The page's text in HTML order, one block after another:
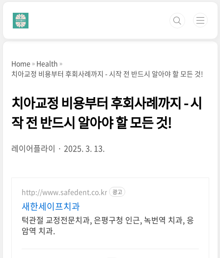
Home
Health
치아교정 비용부터 후회사례까지 - 시작 전 반드시 알아야 할 모든 것!
치아교정 비용부터 후회사례까지 - 시
작 전 반드시 알아야 할 모든 것!
레이어플라이 2025. 3. 13.
http://www.safedent.co.kr 광고
새한세이프치과
턱관절 교정전문치과, 은평구청 인근, 녹번역 치과, 응
암역 치과.